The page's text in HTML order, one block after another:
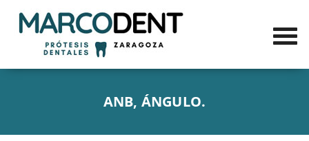
ANB, ÁNGULO.